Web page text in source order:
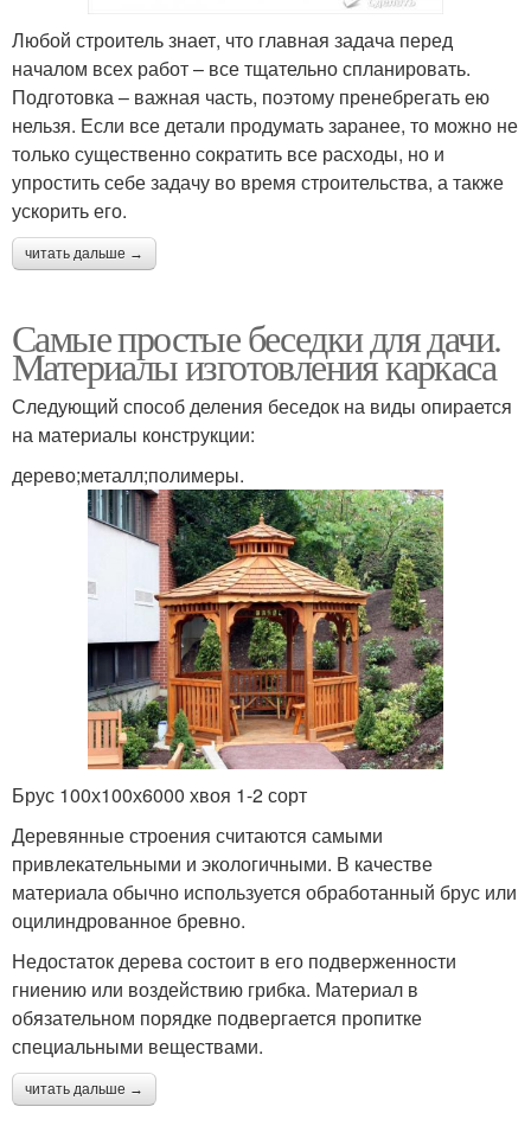
Любой строитель знает, что главная задача перед
началом всех работ – все тщательно спланировать.
Подготовка – важная часть, поэтому пренебрегать ею
нельзя. Если все детали продумать заранее, то можно не
только существенно сократить все расходы, но и
упростить себе задачу во время строительства, а также
ускорить его.
читать дальше →
Самые простые беседки для дачи.
Материалы изготовления каркаса
Следующий способ деления беседок на виды опирается
на материалы конструкции:
дерево;металл;полимеры.
Брус 100х100х6000 хвоя 1-2 сорт
Деревянные строения считаются самыми
привлекательными и экологичными. В качестве
материала обычно используется обработанный брус или
оцилиндрованное бревно.
Недостаток дерева состоит в его подверженности
гниению или воздействию грибка. Материал в
обязательном порядке подвергается пропитке
специальными веществами.
читать дальше →